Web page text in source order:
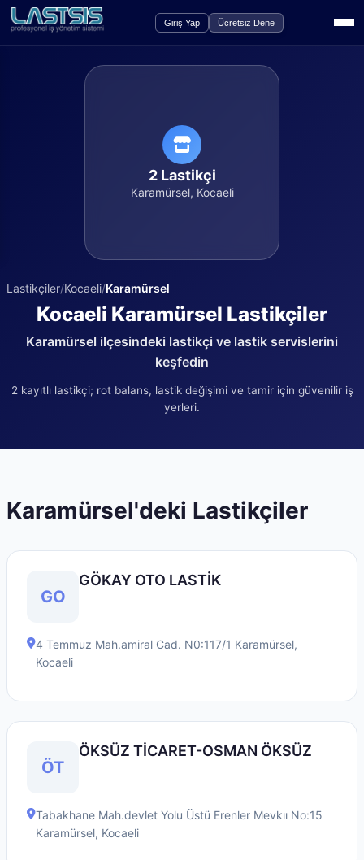
Giriş Yap Ücretsiz Dene
Lastikçiler/Kocaeli/Karamürsel
Kocaeli Karamürsel Lastikçiler
Karamürsel ilçesindeki lastikçi ve lastik servislerini
keşfedin
2 kayıtlı lastikçi; rot balans, lastik değişimi ve tamir için güvenilir iş
yerleri.
2Lastikçi
Karamürsel, Kocaeli
Karamürsel'deki Lastikçiler
GO
GÖKAY OTO LASTİK
4 Temmuz Mah.amiral Cad. N0:117/1 Karamürsel,
Kocaeli
ÖT
ÖKSÜZ TİCARET-OSMAN ÖKSÜZ
Tabakhane Mah.devlet Yolu Üstü Erenler Mevkıı No:15
Karamürsel, Kocaeli